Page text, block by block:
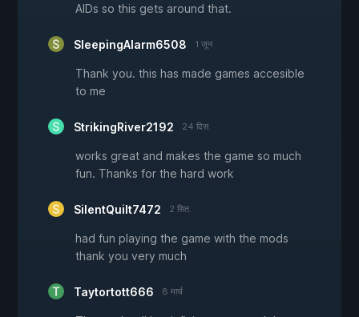
AIDs so this gets around that.
SleepingAlarm6508 1 जून
Thank you. this has made games accesible
to me
StrikingRiver2192 24 दिस.
works great and makes the game so much
fun. Thanks for the hard work
SilentQuilt7472 2 सित.
had fun playing the game with the mods
thank you very much
Taytortott666 8 मार्च